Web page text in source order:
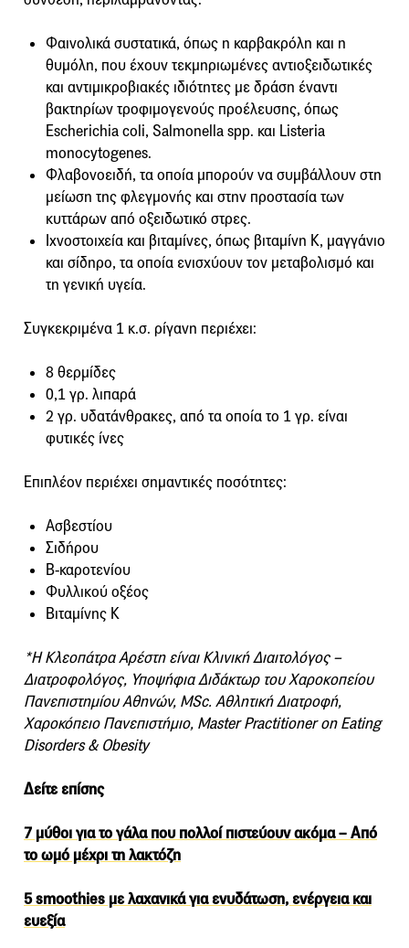
Φαινολικά συστατικά, όπως η καρβακρόλη και η
θυμόλη, που έχουν τεκμηριωμένες αντιοξειδωτικές
και αντιμικροβιακές ιδιότητες με δράση έναντι
βακτηρίων τροφιμογενούς προέλευσης, όπως
Escherichia coli, Salmonella spp. και Listeria
monocytogenes.
Φλαβονοειδή, τα οποία μπορούν να συμβάλλουν στη
μείωση της φλεγμονής και στην προστασία των
κυττάρων από οξειδωτικό στρες.
Ιχνοστοιχεία και βιταμίνες, όπως βιταμίνη Κ, μαγγάνιο
και σίδηρο, τα οποία ενισχύουν τον μεταβολισμό και
τη γενική υγεία.
Συγκεκριμένα 1 κ.σ. ρίγανη περιέχει:
8 θερμίδες
0,1 γρ. λιπαρά
2 γρ. υδατάνθρακες, από τα οποία το 1 γρ. είναι
φυτικές ίνες
Επιπλέον περιέχει σημαντικές ποσότητες:
Ασβεστίου
Σιδήρου
Β-καροτενίου
Φυλλικού οξέος
Βιταμίνης Κ
*Η Κλεοπάτρα Αρέστη είναι Κλινική Διαιτολόγος –
Διατροφολόγος, Υποψήφια Διδάκτωρ του Χαροκοπείου
Πανεπιστημίου Αθηνών, MSc. Αθλητική Διατροφή,
Χαροκόπειο Πανεπιστήμιο, Master Practitioner on Eating
Disorders & Obesity
Δείτε επίσης
7 μύθοι για το γάλα που πολλοί πιστεύουν ακόμα – Από
το ωμό μέχρι τη λακτόζη
5 smoothies με λαχανικά για ενυδάτωση, ενέργεια και
ευεξία